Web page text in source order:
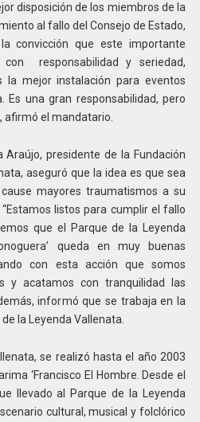
disposición de los miembros de la
al fallo del Consejo de Estado,
convicción que este importante
con responsabilidad y seriedad,
mejor instalación para eventos
Es una gran responsabilidad, pero
afirmó el mandatario.
Araújo, presidente de la Fundación
aseguró que la idea es que sea
mayores traumatismos a su
listos para cumplir el fallo
que el Parque de la Leyenda
queda en muy buenas
con esta acción que somos
y acatamos con tranquilidad las
informó que se trabaja en la
la Leyenda Vallenata.
se realizó hasta el año 2003
‘Francisco El Hombre. Desde el
llevado al Parque de la Leyenda
cultural, musical y folclórico